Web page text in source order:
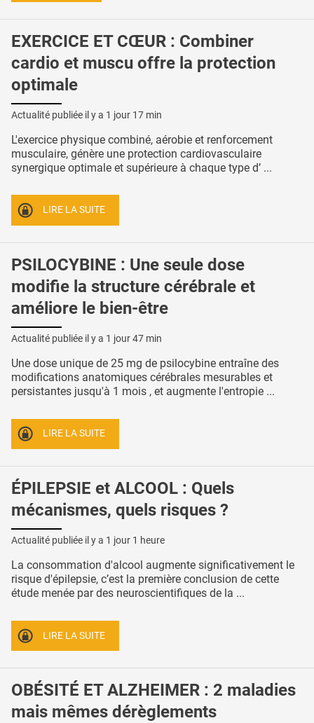
EXERCICE ET CŒUR : Combiner
cardio et muscu offre la protection
optimale
Actualité publiée il y a 1 jour 17 min
L'exercice physique combiné, aérobie et renforcement
musculaire, génère une protection cardiovasculaire
synergique optimale et supérieure à chaque type d’ ...
LIRE LA SUITE
PSILOCYBINE : Une seule dose
modifie la structure cérébrale et
améliore le bien-être
Actualité publiée il y a 1 jour 47 min
Une dose unique de 25 mg de psilocybine entraîne des
modifications anatomiques cérébrales mesurables et
persistantes jusqu'à 1 mois , et augmente l'entropie ...
LIRE LA SUITE
ÉPILEPSIE et ALCOOL : Quels
mécanismes, quels risques ?
Actualité publiée il y a 1 jour 1 heure
La consommation d'alcool augmente significativement le
risque d'épilepsie, c’est la première conclusion de cette
étude menée par des neuroscientifiques de la ...
LIRE LA SUITE
OBÉSITÉ ET ALZHEIMER : 2 maladies
mais mêmes dérèglements